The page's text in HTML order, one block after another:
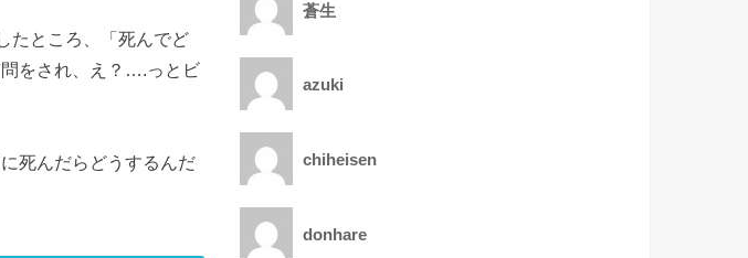
たところ、「死んでど
をされ、え？….っとビ
死んだらどうするんだ
蒼生
azuki
chiheisen
donhare